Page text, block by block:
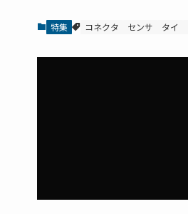
特集 コネクタ センサ タイ